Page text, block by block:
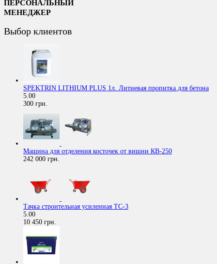
ПЕРСОНАЛЬНЫЙ
МЕНЕДЖЕР
Выбор клиентов
SPEKTRIN LITHIUM PLUS 1л. Литиевая пропитка для бетона
5.00
300 грн.
Машина для отделения косточек от вишни КВ-250
242 000 грн.
Тачка строительная усиленная ТС-3
5.00
10 450 грн.